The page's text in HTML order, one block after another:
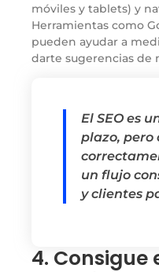
móviles y tablets) y
Herramientas como
pueden ayudar a
darte sugerencias de
El SEO es
plazo, pero
un flujo
y clientes
4. Consigue